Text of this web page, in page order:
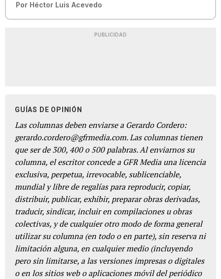
Por Héctor Luis Acevedo
PUBLICIDAD
GUÍAS DE OPINIÓN
Las columnas deben enviarse a Gerardo Cordero:
gerardo.cordero@gfrmedia.com. Las columnas tienen
que ser de 300, 400 o 500 palabras. Al enviarnos su
columna, el escritor concede a GFR Media una licencia
exclusiva, perpetua, irrevocable, sublicenciable,
mundial y libre de regalías para reproducir, copiar,
distribuir, publicar, exhibir, preparar obras derivadas,
traducir, sindicar, incluir en compilaciones u obras
colectivas, y de cualquier otro modo de forma general
utilizar su columna (en todo o en parte), sin reserva ni
limitación alguna, en cualquier medio (incluyendo
pero sin limitarse, a las versiones impresas o digitales
o en los sitios web o aplicaciones móvil del periódico